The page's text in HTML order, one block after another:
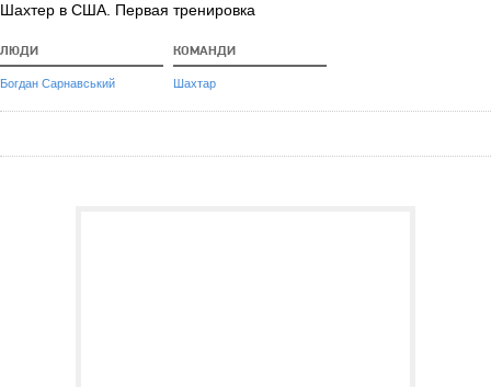
Шахтер в США. Первая тренировка
ЛЮДИ
Богдан Сарнавський
КОМАНДИ
Шахтар